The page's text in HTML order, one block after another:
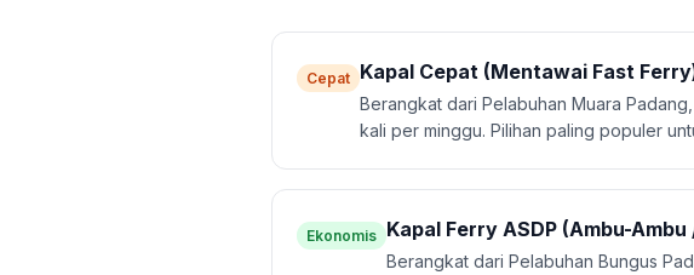
Cepat Kapal Cepat (Mentawai Fast
Berangkat dari Pelabuhan Muara
kali per minggu. Pilihan paling populer
Ekonomis Kapal Ferry ASDP (Ambu-Ambu
Berangkat dari Pelabuhan Bungus